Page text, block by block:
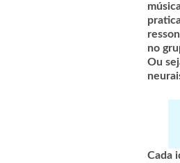
no
Ou
Cada